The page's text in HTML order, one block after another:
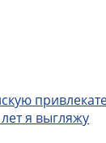
я выгляжу